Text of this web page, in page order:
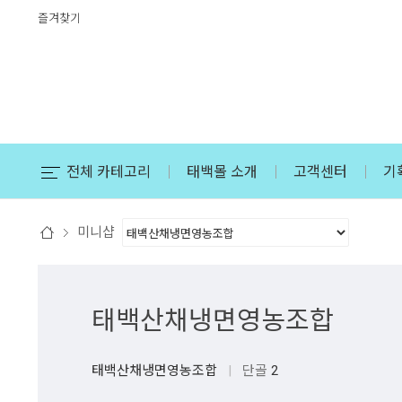
즐겨찾기
전체 카테고리 태백몰 소개 고객센터 기
미니샵
태백산채냉면영농조합
태백산채냉면영농조합 | 단골 2